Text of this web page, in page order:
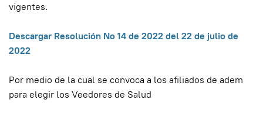
vigentes.
Descargar Resolución No 14 de 2022 del 22 de julio de
2022
Por medio de la cual se convoca a los afiliados de adem
para elegir los Veedores de Salud